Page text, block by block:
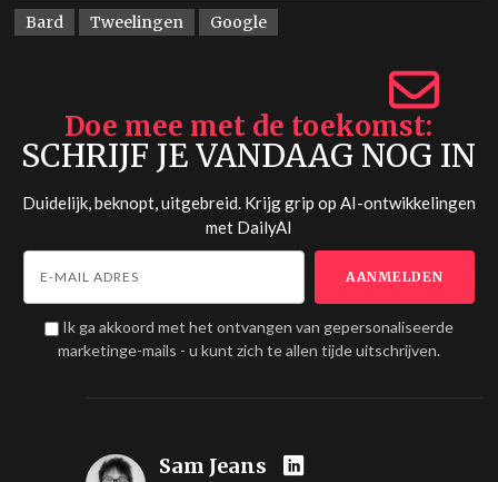
Bard Tweelingen Google
Doe mee met de toekomst
SCHRIJF JE VANDAAG NOG IN
Duidelijk, beknopt, uitgebreid. Krijg grip op AI-ontwikkelingen
met DailyAI
Ik ga akkoord met het ontvangen van gepersonaliseerde
marketinge-mails - u kunt zich te allen tijde uitschrijven.
Sam Jeans